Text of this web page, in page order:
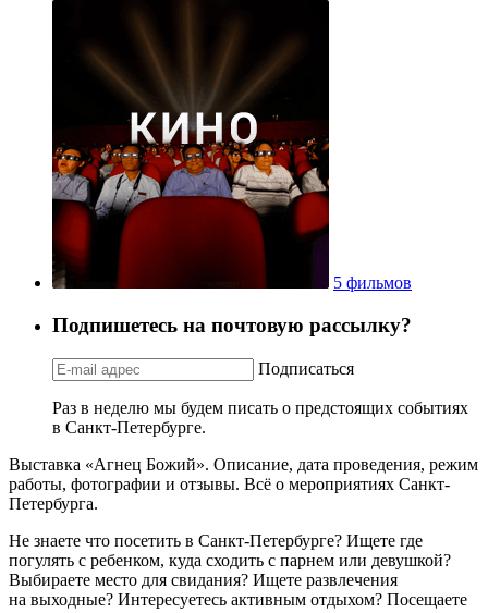
5 фильмов
Подпишетесь на почтовую рассылку?
Подписаться
Раз в неделю мы будем писать о предстоящих событиях
в Санкт-Петербурге.
Выставка «Агнец Божий». Описание, дата проведения, режим
работы, фотографии и отзывы. Всё о мероприятиях Санкт-
Петербурга.
Не знаете что посетить в Санкт-Петербурге? Ищете где
погулять с ребенком, куда сходить с парнем или девушкой?
Выбираете место для свидания? Ищете развлечения
на выходные? Интересуетесь активным отдыхом? Посещаете